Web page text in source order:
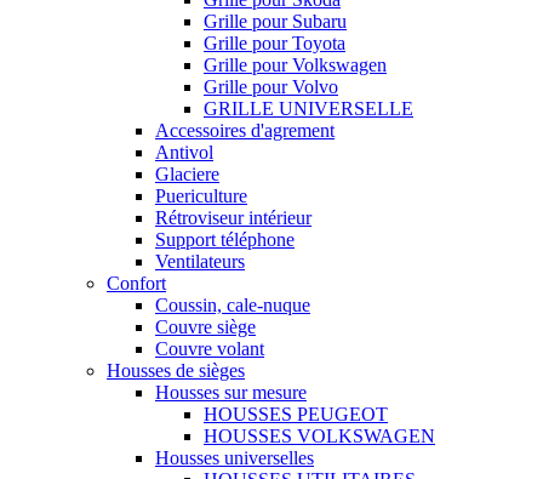
Grille pour Subaru
Grille pour Toyota
Grille pour Volkswagen
Grille pour Volvo
GRILLE UNIVERSELLE
Accessoires d'agrement
Antivol
Glaciere
Puericulture
Rétroviseur intérieur
Support téléphone
Ventilateurs
Confort
Coussin, cale-nuque
Couvre siège
Couvre volant
Housses de sièges
Housses sur mesure
HOUSSES PEUGEOT
HOUSSES VOLKSWAGEN
Housses universelles